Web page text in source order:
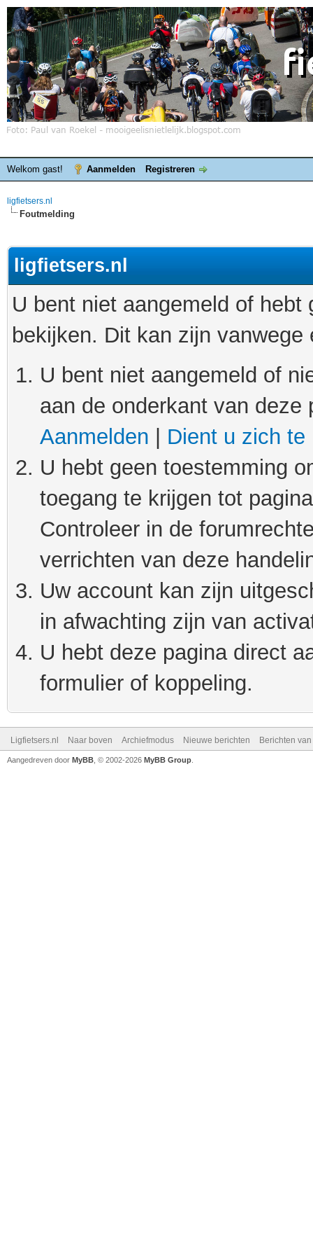
Welkom gast! Aanmelden Registreren
ligfietsers.nl
Foutmelding
ligfietsers.nl
U bent niet aangemeld of
bekijken. Dit kan zijn
U bent niet aangemeld of
aan de onderkant van
Aanmelden
Dient u zich te
U hebt geen toestemming
toegang te krijgen tot
Controleer in de
verrichten van deze
Uw account kan zijn
in afwachting zijn van
U hebt deze pagina direct
formulier of koppeling.
Ligfietsers.nl Naar boven Archiefmodus Nieuwe berichten Berichten
Aangedreven door MyBB , © 2002-2026 MyBB Group